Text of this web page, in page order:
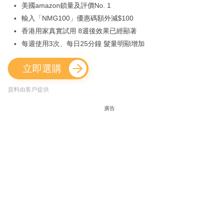
美國amazon鎖量及評價No. 1
輸入「NMG100」優惠碼額外減$100
香港用家真實試用 8週後效果已經顯著
每週使用3次、每日25分鐘 髮量明顯增加
立即選購
資料由客戶提供
廣告